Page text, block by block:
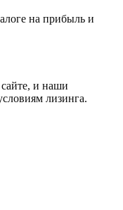
на прибыль и
сайте, и наши
лизинга.